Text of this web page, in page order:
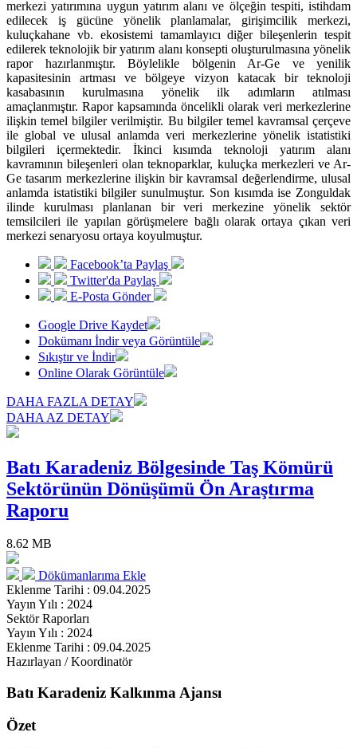
merkezi yatırımına uygun yatırım alanı ve ölçeğin tespiti, istihdam
edilecek iş gücüne yönelik planlamalar, girişimcilik merkezi,
kuluçkahane vb. ekosistemi tamamlayıcı diğer bileşenlerin tespit
edilerek teknolojik bir yatırım alanı konsepti oluşturulmasına yönelik
rapor hazırlanmıştır. Böylelikle bölgenin Ar-Ge ve yenilik
kapasitesinin artması ve bölgeye vizyon katacak bir teknoloji
kasabasının kurulmasına yönelik ilk adımların atılması
amaçlanmıştır. Rapor kapsamında öncelikli olarak veri merkezlerine
ilişkin temel bilgiler verilmiştir. Bu bilgiler temel kavramsal çerçeve
ile global ve ulusal anlamda veri merkezlerine yönelik istatistiki
bilgileri içermektedir. İkinci kısımda teknoloji yatırım alanı
kavramının bileşenleri olan teknoparklar, kuluçka merkezleri ve Ar-
Ge tasarım merkezlerine ilişkin bir kavramsal değerlendirme, ulusal
anlamda istatistiki bilgiler sunulmuştur. Son kısımda ise Zonguldak
ilinde kurulması planlanan bir veri merkezine yönelik sektör
temsilcileri ile yapılan görüşmelere bağlı olarak ortaya çıkan veri
merkezi senaryosu ortaya koyulmuştur.
Facebook’ta Paylaş
Twitter'da Paylaş
E-Posta Gönder
Google Drive Kaydet
Dokümanı İndir veya Görüntüle
Sıkıştır ve İndir
Online Olarak Görüntüle
DAHA FAZLA DETAY
DAHA AZ DETAY
Batı Karadeniz Bölgesinde Taş Kömürü
Sektörünün Dönüşümü Ön Araştırma
Raporu
8.62 MB
Dökümanlarıma Ekle
Eklenme Tarihi : 09.04.2025
Yayın Yılı : 2024
Sektör Raporları
Yayın Yılı : 2024
Eklenme Tarihi : 09.04.2025
Hazırlayan / Koordinatör
Batı Karadeniz Kalkınma Ajansı
Özet